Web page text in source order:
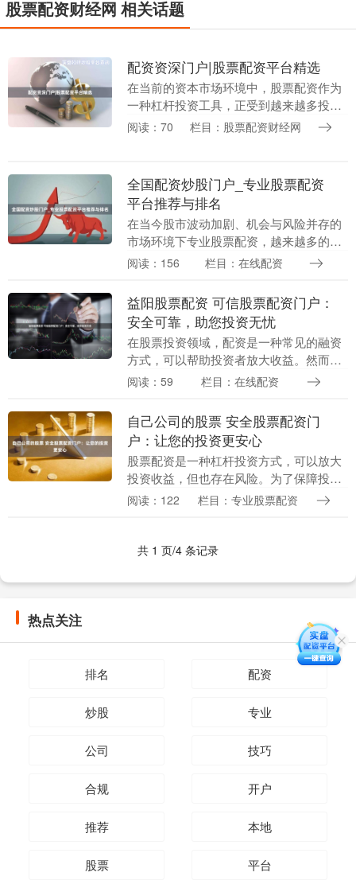
股票配资财经网 相关话题
配资资深门户|股票配资平台精选
在当前的资本市场环境中，股票配资作为
一种杠杆投资工具，正受到越来越多投资
者的关注。对于希望在股市中放大收益的
阅读：70 栏目：股票配资财经网
全国配资炒股门户_专业股票配资
平台推荐与排名
在当今股市波动加剧、机会与风险并存的
市场环境下专业股票配资，越来越多的投
资者开始关注股票配资这一杠杆工具。面
安全、可靠、专业....
阅读：156 栏目：在线配资
益阳股票配资 可信股票配资门户：
安全可靠，助您投资无忧
在股票投资领域，配资是一种常见的融资
方式，可以帮助投资者放大收益。然而，
选择一个安全可靠的配资门户至关重要，
益：杠杆交易可....
阅读：59 栏目：在线配资
自己公司的股票 安全股票配资门
户：让您的投资更安心
股票配资是一种杠杆投资方式，可以放大
投资收益，但也存在风险。为了保障投资
者的资金安全，选择一个安全可靠的股票
阅读：122 栏目：专业股票配资
共 1 页/4 条记录
热点关注
排名 配资
炒股 专业
公司 技巧
合规 开户
推荐 本地
股票 平台